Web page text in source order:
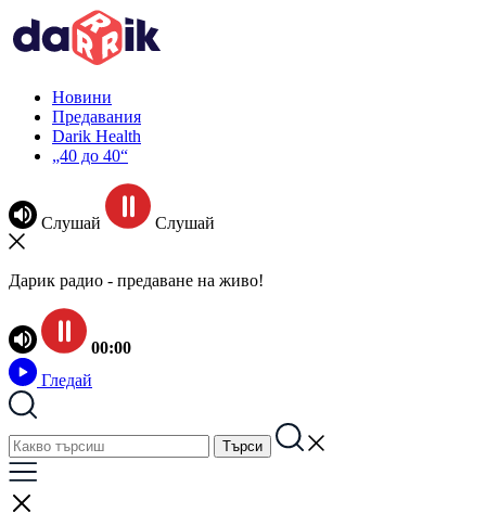
Новини
Предавания
Darik Health
„40 до 40“
Слушай Слушай
Дарик радио - предаване на живо!
00:00
Гледай